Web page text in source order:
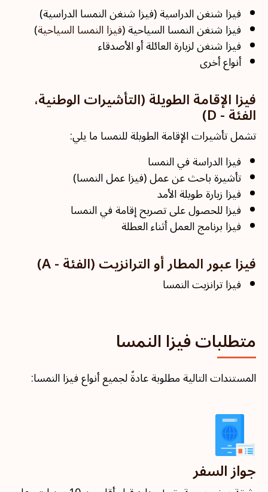
فيزا شنغن الدراسية (فيزا شنغن النمسا الدراسية)
فيزا شنغن النمسا السياحية (فيزا النمسا السياحية)
فيزا شنغن لزيارة العائلة أو الأصدقاء
أنواع أخرى
فيزا الإقامة الطويلة (التأشيرات الوطنية،
الفئة - D)
تشمل تأشيرات الإقامة الطويلة للنمسا ما يلي:
فيزا الدراسة في النمسا
تأشيرة باحث عن عمل (فيزا عمل النمسا)
فيزا زيارة طويلة الأمد
فيزا للحصول على تصريح إقامة في النمسا
فيزا برنامج العمل أثناء العطلة
فيزا عبور المطار أو الترانزيت (الفئة - A)
فيزا ترانزيت النمسا
متطلبات فيزا النمسا
المستندات التالية مطلوبة عادةً لجميع أنواع فيزا النمسا:
جواز السفر